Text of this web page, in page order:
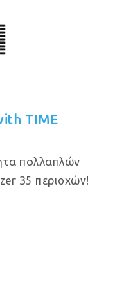
TIME
πολλαπλών
35 περιοχών!